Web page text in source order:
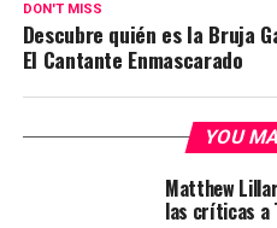
DON'T MISS
Descubre quién es la Bruja
El Cantante Enmascarado
YOU
Matthew
las críticas a